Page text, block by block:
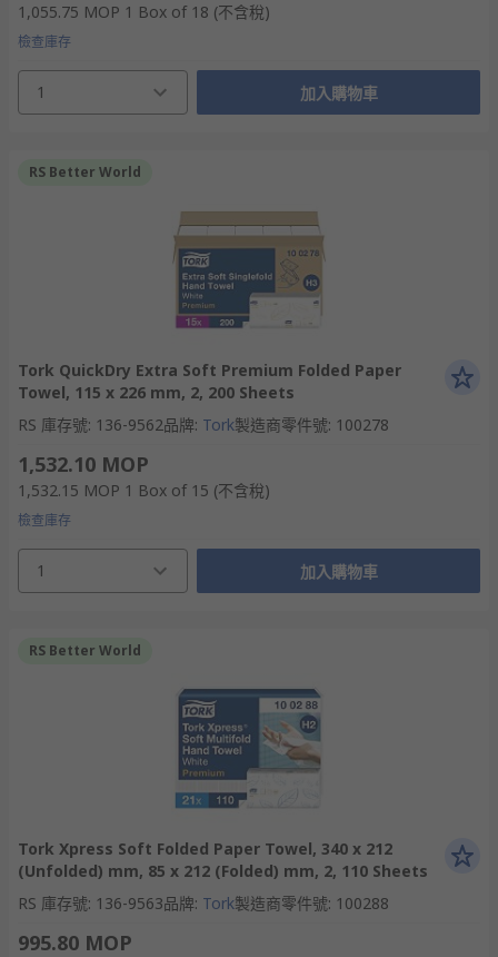
1,055.75 MOP 1 Box of 18 (不含稅)
檢查庫存
1 加入購物車
RS Better World
Tork QuickDry Extra Soft Premium Folded Paper
Towel, 115 x 226 mm, 2, 200 Sheets
RS 庫存號: 136-9562品牌: Tork製造商零件號: 100278
1,532.10 MOP
1,532.15 MOP 1 Box of 15 (不含稅)
檢查庫存
1 加入購物車
RS Better World
Tork Xpress Soft Folded Paper Towel, 340 x 212
(Unfolded) mm, 85 x 212 (Folded) mm, 2, 110 Sheets
RS 庫存號: 136-9563品牌: Tork製造商零件號: 100288
995.80 MOP